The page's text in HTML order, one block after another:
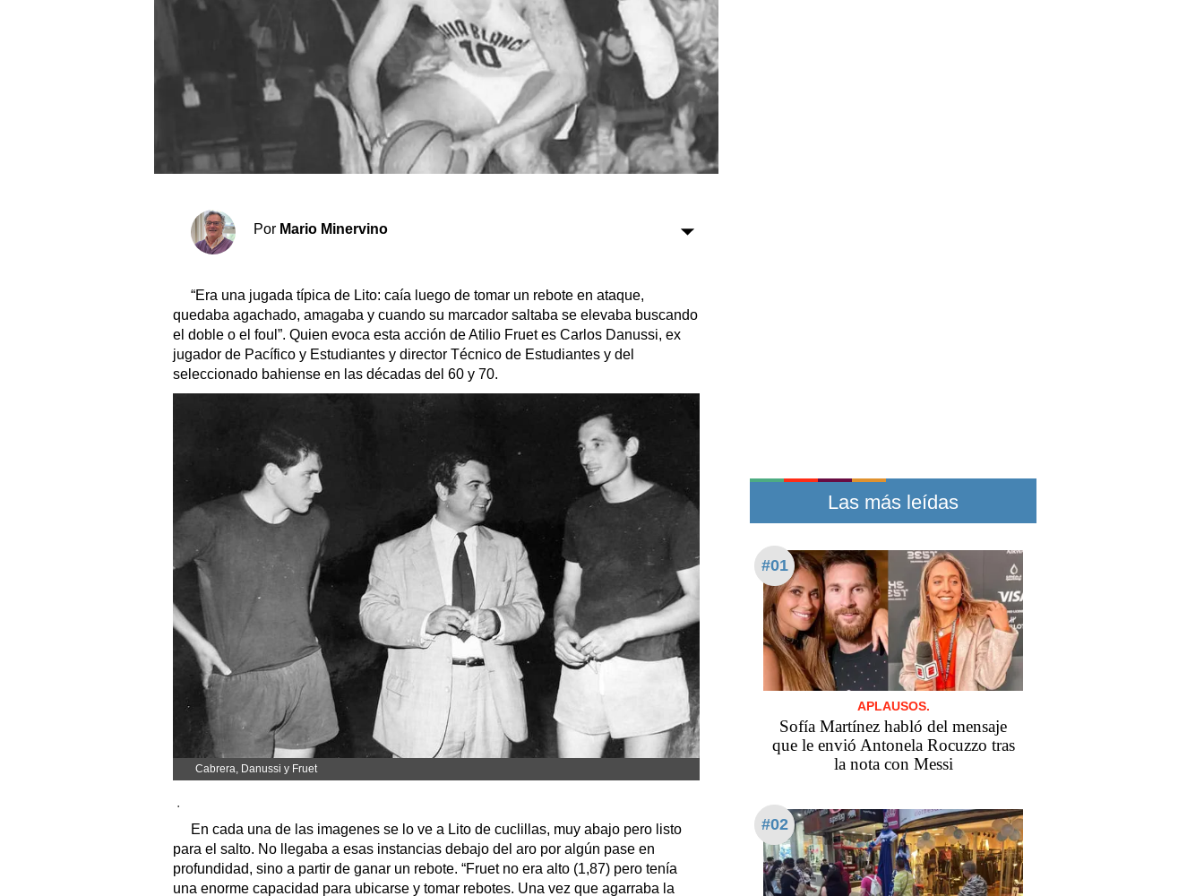
Sociedad
Tecnología
Turismo
Salud
Es viral
Cartón Lleno
Clasificados
Horóscopo
Servicios
Farmacias
Transportes
Loterías
Datos Útiles
Edictos
Por Mario Minervino
“Era una jugada típica de Lito: caía luego de tomar un rebote en ataque,
quedaba agachado, amagaba y cuando su marcador saltaba se elevaba buscando
el doble o el foul”. Quien evoca esta acción de Atilio Fruet es Carlos Danussi, ex
jugador de Pacífico y Estudiantes y director Técnico de Estudiantes y del
seleccionado bahiense en las décadas del 60 y 70.
Cabrera, Danussi y Fruet
.
En cada una de las imagenes se lo ve a Lito de cuclillas, muy abajo pero listo
para el salto. No llegaba a esas instancias debajo del aro por algún pase en
profundidad, sino a partir de ganar un rebote. “Fruet no era alto (1,87) pero tenía
una enorme capacidad para ubicarse y tomar rebotes. Una vez que agarraba la
Las más leídas
#01
APLAUSOS.
Sofía Martínez habló del mensaje
que le envió Antonela Rocuzzo tras
la nota con Messi
#02